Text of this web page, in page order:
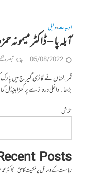
ادبیات•دلیل
آبلہ پا – ڈاکٹر میمونہ
05/08/2022 تبصرہ
قمر الزماں نے گاڑی گیراج میں
بڑھا۔ داخلی دروازے پر کھڑا
تلاش
Posts
ریاست کے وسائل پر ملکیت کا حق – ڈاکٹر محمد